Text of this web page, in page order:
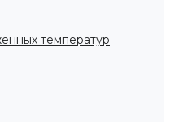
температур